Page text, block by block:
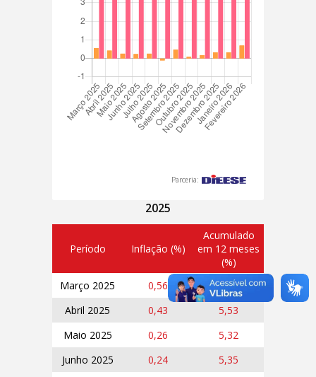
Parceria:
2025
Período Inflação (%)
Acumulado
em 12 meses
(%)
Março 2025
0,56
5,48
Abril 2025
0,43
5,53
Maio 2025
0,26
5,32
Junho 2025
0,24
5,35